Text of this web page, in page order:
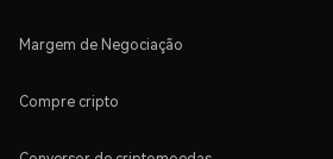
Margem de Negociação
Compre cripto